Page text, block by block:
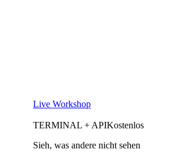
Live Workshop
TERMINAL + APIKostenlos
Sieh, was andere nicht sehen